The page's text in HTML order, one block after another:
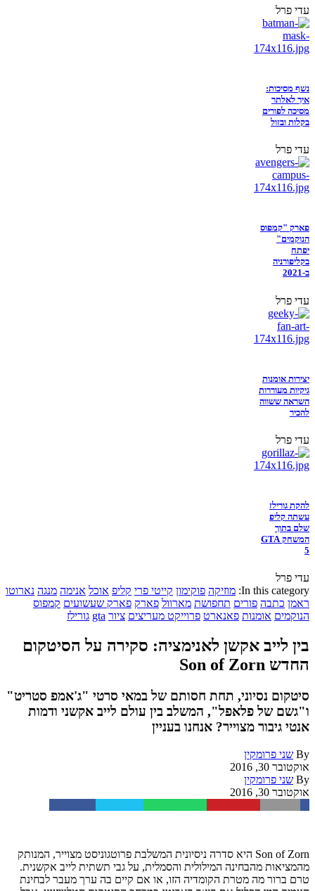
עדי פרל
נשף מסיכות:
איך לאלתר
מסיכה לפורים
בקלות ובזול
עדי פרל
פארק "קמפוס
הנוקמים"
יפתח
בקליפורניה
ב-2021
עדי פרל
יצירות אומנות
גיקיות מעוררות
השראה ששווה
להכיר
עדי פרל
להקת גורילז
עשתה קליפ
שלם בתוך
המשחק GTA
5
עדי פרל
In this category: מוזיקה פוקימון קייטי פרי קליפ אוכל אנימה מנגה נארוטו
ראמן כתבה פורים תחפושת מארוול פארק פארק שעשועים קמפוס
הנוקמים אומנות פאנארט פרוייקט מעריצים ציור gta גורילז
בין לייב אקשן לאנימציה: סקירה על הסיטקום
החדש Son of Zorn
סיטקום נסיוני, תחת חסותם של במאי סרטי "ג'אמפ סטריט"
ו"גשם של פלאפל", המשלב בין עולם לייב אקשני ודמות
אנטי גיבור מצוייר? אנחנו בעניין
By שני פרומקין
אוקטובר 30, 2016
By שני פרומקין
אוקטובר 30, 2016
Son of Zorn היא סדרה ניסיונית המשלבת פרוטגוניסט מצוייר, המנותק
מהמציאות מהבחינה המילולית והסמלית, על גבי תשתית לייב אקשנית.
טרם ברור מה מטרת הקומדיה הזו, או אם קיים בה ערך מעבר לבחינת